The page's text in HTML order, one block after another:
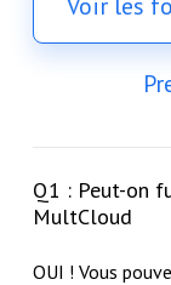
Q1 : Peut-on
MultCloud
OUI ! Vous